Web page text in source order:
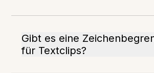
Gibt es eine
für Textclips?